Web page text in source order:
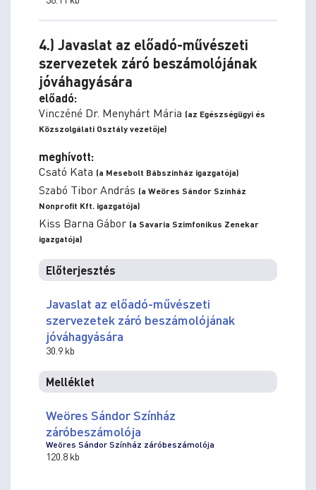
4.) Javaslat az előadó-művészeti
szervezetek záró beszámolójának
jóváhagyására
előadó:
Vinczéné Dr. Menyhárt Mária (az Egészségügyi és
Közszolgálati Osztály vezetője)
meghívott:
Csató Kata (a Mesebolt Bábszínház igazgatója)
Szabó Tibor András (a Weöres Sándor Színház
Nonprofit Kft. igazgatója)
Kiss Barna Gábor (a Savaria Szimfonikus Zenekar
igazgatója)
Előterjesztés
Javaslat az előadó-művészeti
szervezetek záró beszámolójának
jóváhagyására
30.9 kb
Melléklet
Weöres Sándor Színház
záróbeszámolója
Weöres Sándor Színház záróbeszámolója
120.8 kb